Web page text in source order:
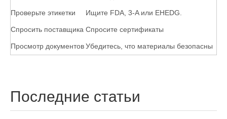
Проверьте этикетки Ищите FDA, 3-A или EHEDG.
Спросить поставщика Спросите сертификаты
Просмотр документовУбедитесь, что материалы безопасны
Последние статьи